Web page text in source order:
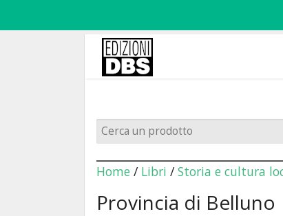
Home/ Libri / Storia e cultura
Provincia di Belluno